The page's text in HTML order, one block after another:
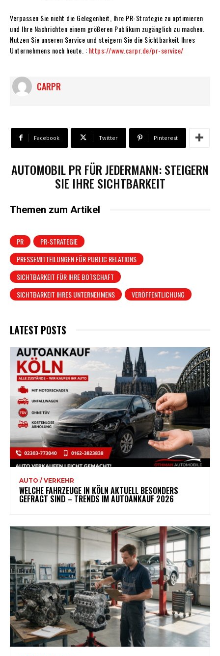
Verpassen Sie nicht die Gelegenheit, Ihre PR-Strategie zu optimieren
und Ihre Nachrichten einem größeren Publikum zugänglich zu machen.
Nutzen Sie unseren Service und steigern Sie die Sichtbarkeit Ihres
Unternehmens noch heute. : https://www.carpr.de/pr-service/
CARPR
Facebook Twitter Pinterest
AUTOMOBIL PR FÜR JEDERMANN: STEIGERN
SIE IHRE SICHTBARKEIT
Themen zum Artikel
PR
PR-STRATEGIE
PRESSEMITTEILUNGEN FÜR PUBLIC RELATIONS
SICHTBARKEIT FÜR IHRE BOTSCHAFT
SICHTBARKEIT IHRES UNTERNEHMENS
VERÖFFENTLICHUNG
LATEST POSTS
AUTO / VERKEHR
WELCHE FAHRZEUGE IN KÖLN AKTUELL BESONDERS
GEFRAGT SIND – TRENDS IM AUTOANKAUF 2026